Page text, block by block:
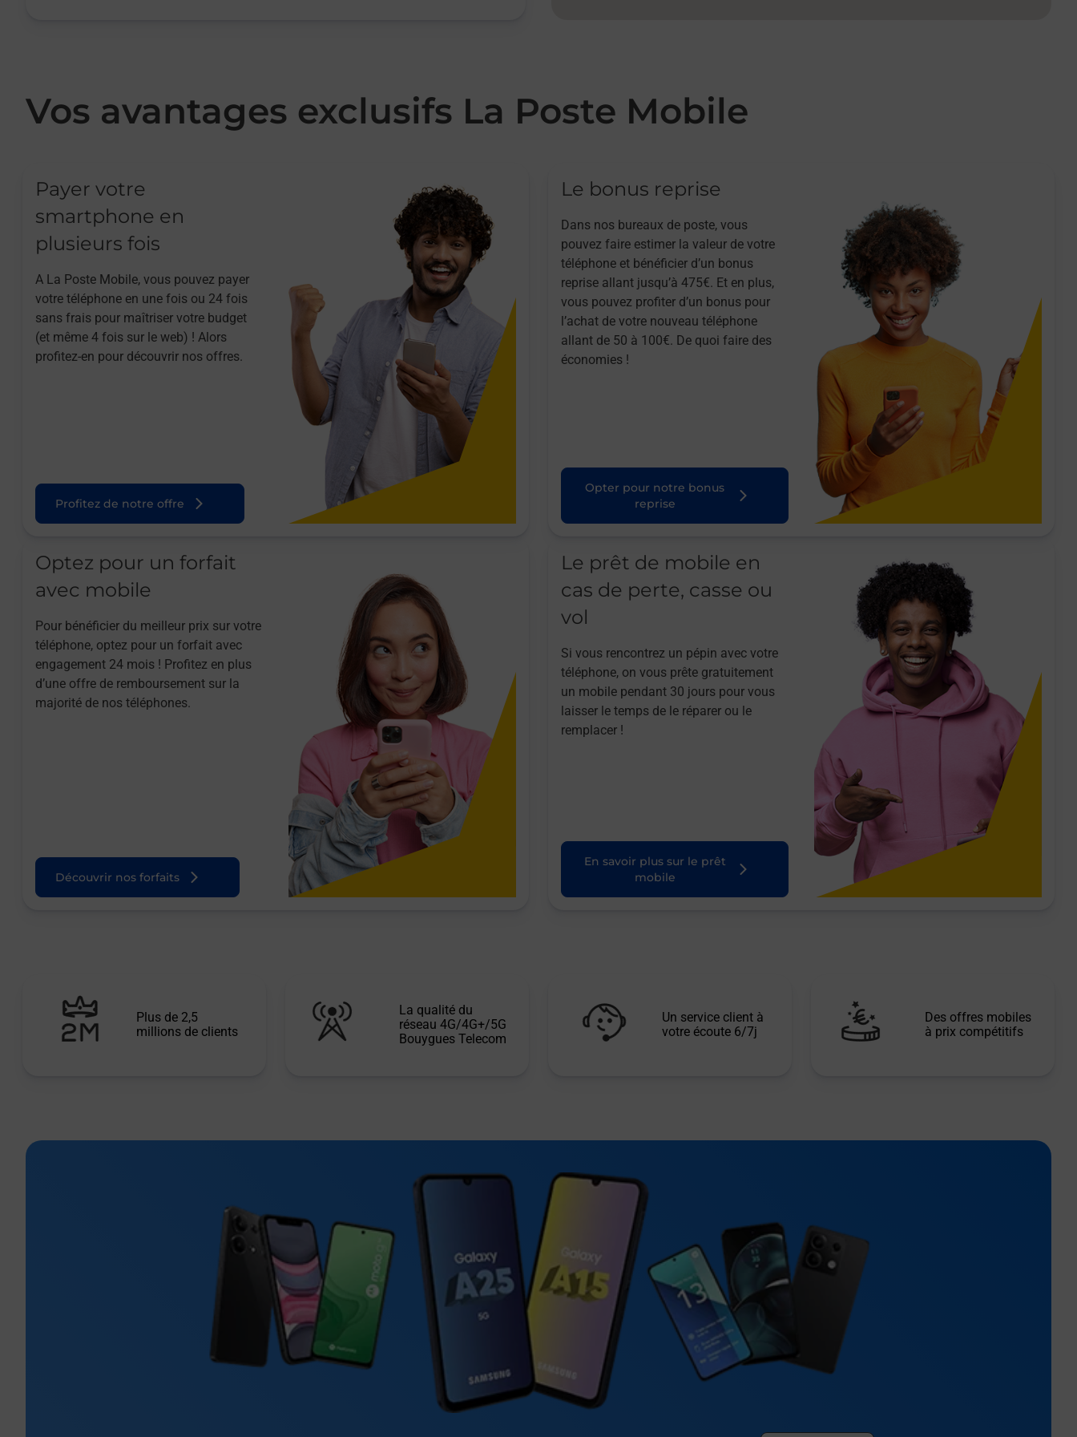
Vos avantages exclusifs La Poste Mobile
Payer votre
smartphone en
plusieurs fois
A La Poste Mobile, vous pouvez payer
votre téléphone en une fois ou 24 fois
sans frais pour maîtriser votre budget
(et même 4 fois sur le web) ! Alors
profitez-en pour découvrir nos offres.
Profitez de notre offre
Le bonus reprise
Dans nos bureaux de poste, vous
pouvez faire estimer la valeur de votre
téléphone et bénéficier d’un bonus
reprise allant jusqu’à 475€. Et en plus,
vous pouvez profiter d’un bonus pour
l’achat de votre nouveau téléphone
allant de 50 à 100€. De quoi faire des
économies !
Opter pour notre bonus
reprise
Optez pour un forfait
avec mobile
Pour bénéficier du meilleur prix sur votre
téléphone, optez pour un forfait avec
engagement 24 mois ! Profitez en plus
d’une offre de remboursement sur la
majorité de nos téléphones.
Découvrir nos forfaits
Le prêt de mobile en
cas de perte, casse ou
vol
Si vous rencontrez un pépin avec votre
téléphone, on vous prête gratuitement
un mobile pendant 30 jours pour vous
laisser le temps de le réparer ou le
remplacer !
En savoir plus sur le prêt
mobile
Plus de 2,5
millions de clients
La qualité du
réseau 4G/4G+/5G
Bouygues Telecom
Un service client à
votre écoute 6/7j
Des offres mobiles
à prix compétitifs